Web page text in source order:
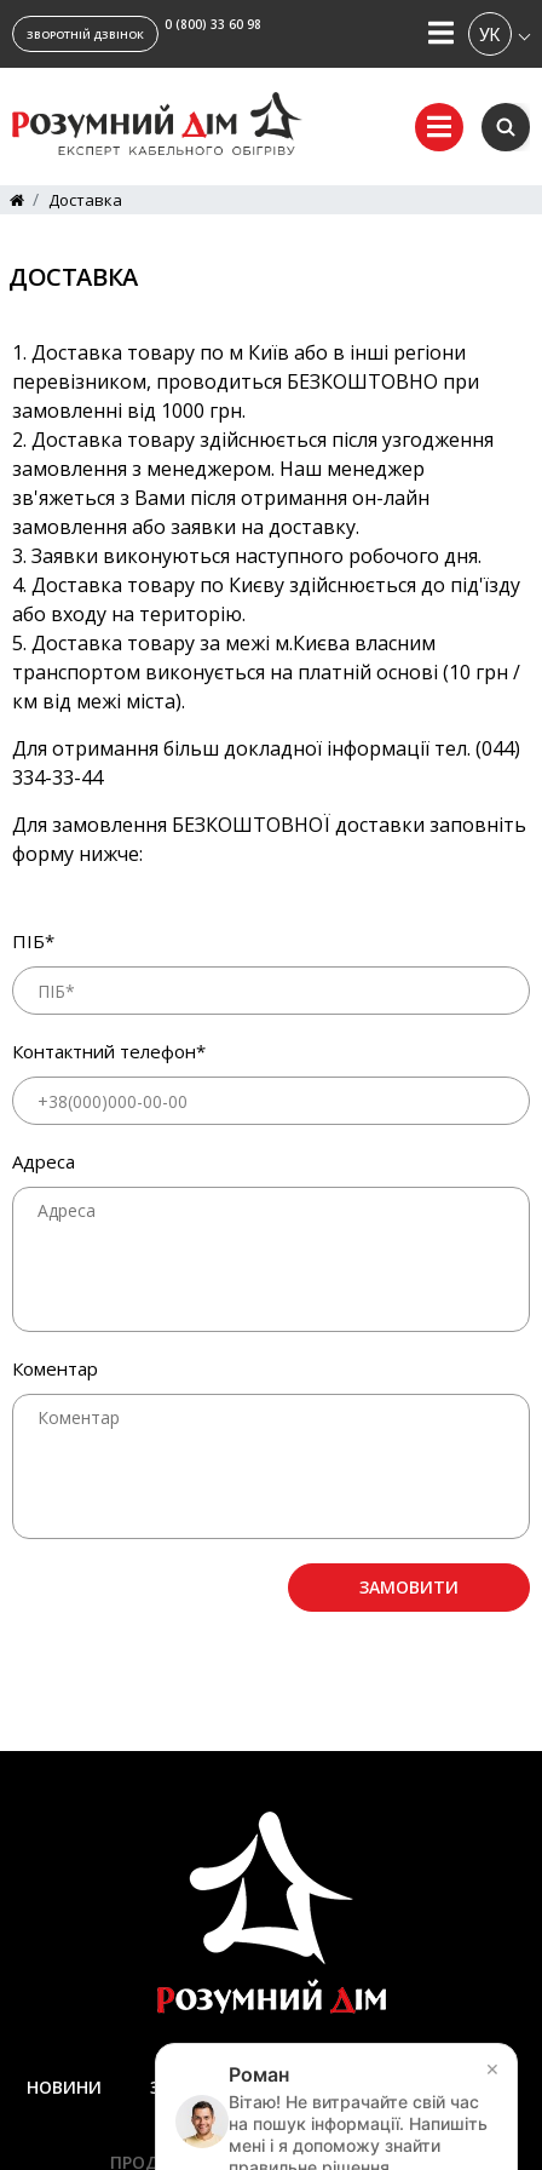
ЗВОРОТНІЙ ДЗВІНОК
0 (800) 33 60 98
Доставка
ДОСТАВКА
Доставка товару по м Київ або в інші регіони
перевізником, проводиться БЕЗКОШТОВНО при
замовленні від 1000 грн.
Доставка товару здійснюється після узгодження
замовлення з менеджером. Наш менеджер
зв'яжеться з Вами після отримання он-лайн
замовлення або заявки на доставку.
Заявки виконуються наступного робочого дня.
Доставка товару по Києву здійснюється до під'їзду
або входу на територію.
Доставка товару за межі м.Києва власним
транспортом виконується на платній основі (10 грн /
км від межі міста).
Для отримання більш докладної інформації тел. (044)
334-33-44
Для замовлення БЕЗКОШТОВНОЇ доставки заповніть
форму нижче:
ПІБ*
Контактний телефон*
Адреса
Коментар
ЗАМОВИТИ
НОВИНИ ЗАПИТАННЯ ТА ВІДПОВІДІ
ЗАМІР
ПРОДУКЦІЯ ПОСЛУГИ АКЦІЇ
Роман
Вітаю! Не витрачайте свій час
на пошук інформації. Напишіть
мені і я допоможу знайти
×